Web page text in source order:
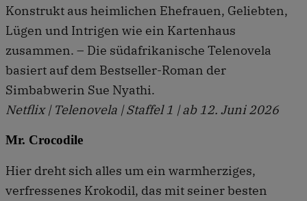
Konstrukt aus heimlichen Ehefrauen, Geliebten,
Lügen und Intrigen wie ein Kartenhaus
zusammen. – Die südafrikanische Telenovela
basiert auf dem Bestseller-Roman der
Simbabwerin Sue Nyathi.
Netflix | Telenovela | Staffel 1 | ab 12. Juni 2026
Mr. Crocodile
Hier dreht sich alles um ein warmherziges,
verfressenes Krokodil, das mit seiner besten